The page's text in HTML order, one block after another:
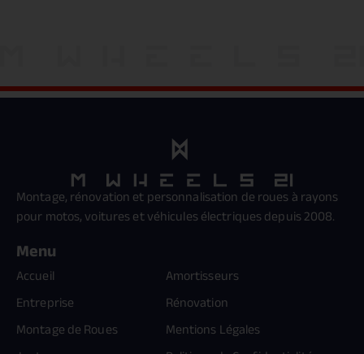
Montage, rénovation et personnalisation de roues à rayons
pour motos, voitures et véhicules électriques depuis 2008.
Menu
Accueil
Entreprise
Montage de Roues
Amortisseurs
Rénovation
Mentions Légales